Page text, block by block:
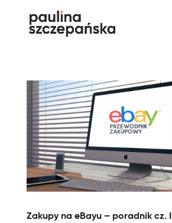
Zakupy na eBayu – poradnik cz. I